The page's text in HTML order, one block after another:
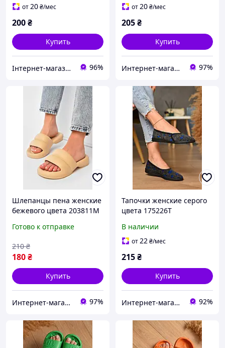
от20₴/мес
200₴
Купить
Інтернет-магазин 100500 96%
от20₴/мес
205₴
Купить
Интернет-магазин Minimalka.com - минимальные цены на одежду и обувь, нижнее белье и другие товары 97%
Шлепанцы пена женские
бежевого цвета 203811M
Готово к отправке
180₴
210 ₴
Купить
Интернет-магазин Minimalka.com - минимальные цены на одежду и обувь, нижнее белье и другие товары 97%
Тапочки женские серого
цвета 175226T
В наличии
от22₴/мес
215₴
Купить
Интернет-магазин Optom7km.net - опт и розница товаров Одесса, рынок 7км 92%